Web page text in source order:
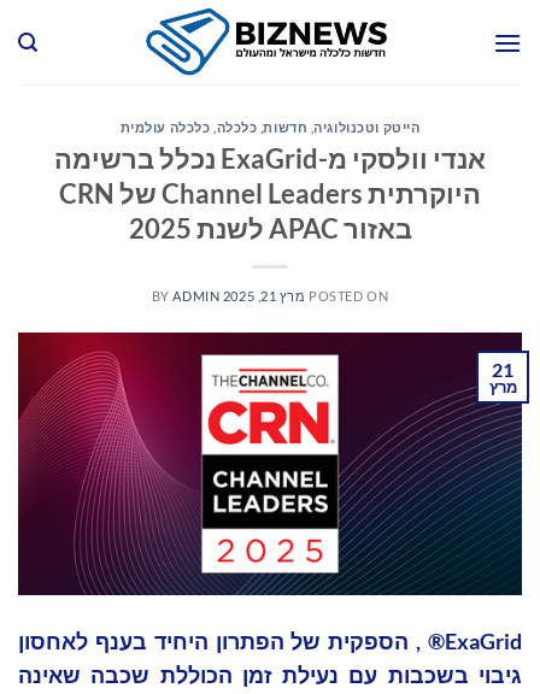
הייטק וטכנולוגיה, חדשות, כלכלה כלכלה עולמית
אנדי וולסקי מ-ExaGrid נכלל ברשימה
היוקרתית Channel Leaders של CRN
באזור APAC לשנת 2025
POSTED ON מרץ 21, 2025 BY ADMIN
21
מרץ
‏ExaGrid® , הספקית של הפתרון היחיד בענף לאחסון
גיבוי בשכבות עם נעילת זמן הכוללת שכבה שאינה